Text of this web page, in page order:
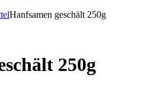
Hanfsamen geschält 250g
250g